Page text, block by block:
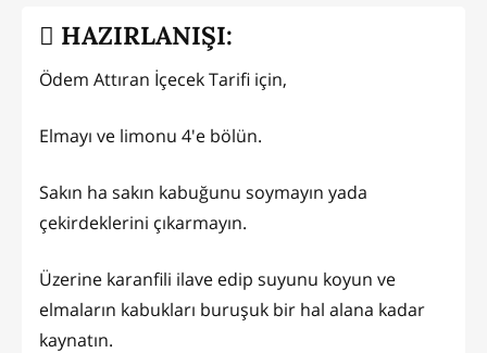
HAZIRLANIŞI:
Ödem Attıran İçecek Tarifi için,
Elmayı ve limonu 4'e bölün.
Sakın ha sakın kabuğunu soymayın yada
çekirdeklerini çıkarmayın.
Üzerine karanfili ilave edip suyunu koyun ve
elmaların kabukları buruşuk bir hal alana kadar
kaynatın.